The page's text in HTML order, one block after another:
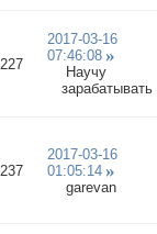
227
2017-03-16
07:46:08
Научу
зарабатывать
237
2017-03-16
01:05:14
garevan